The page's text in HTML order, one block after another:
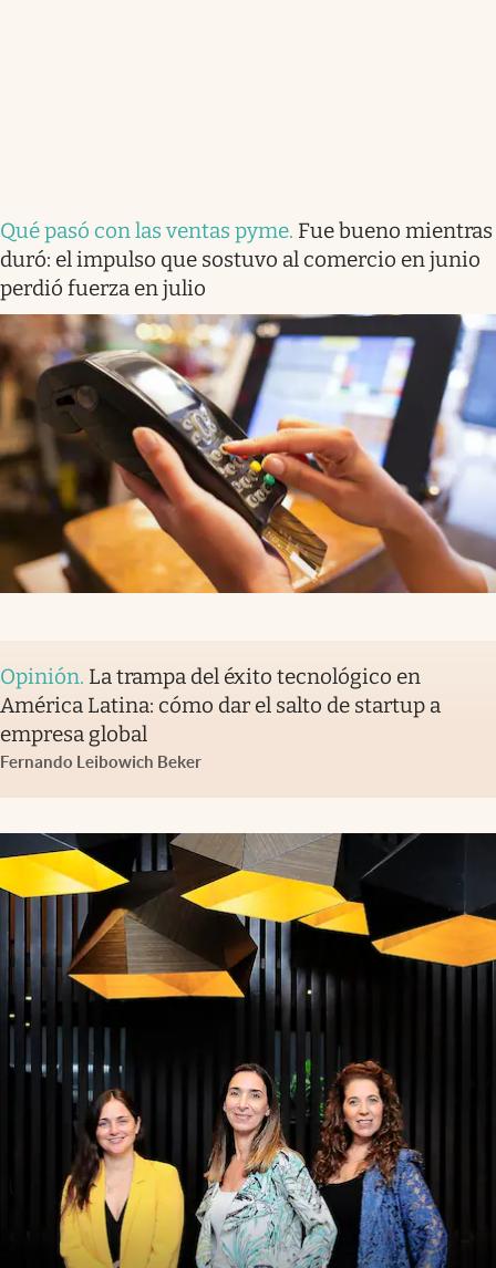
Qué pasó con las ventas pyme. Fue bueno mientras
duró: el impulso que sostuvo al comercio en junio
perdió fuerza en julio
Opinión. La trampa del éxito tecnológico en
América Latina: cómo dar el salto de startup a
empresa global
Fernando Leibowich Beker